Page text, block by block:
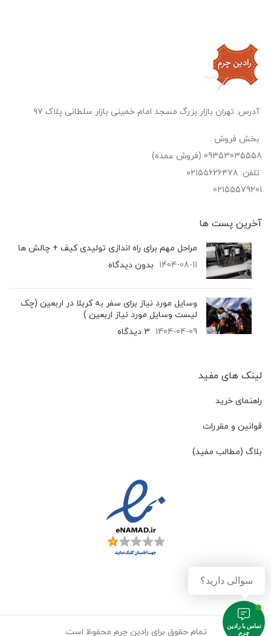
آدرس: تهران بازار بزرگ مسجد امام خمینی بازار سلطانی پلاک ۹۷
بخش فروش :
09353035558 (فروش عمده)
تلفن: ۰۲۱۵۵۶۲۶۴۷۸
02155579201
آخرین پست‌ ها
مراحل مهم برای راه اندازی تولیدی کیف + چالش ها
1404-08-11 بدون دیدگاه
وسایل مورد نیاز برای سفر به کربلا در اربعین (چک
لیست وسایل مورد نیاز اربعین )
1404-04-09 3 دیدگاه
لینک های مفید
راهنمای خرید
قوانین و مقررات
بلاگ (مطالب مفید)
تمام حقوق برای رادین چرم محفوظ است.
تماس با رادین
چرم
سوالی دارید؟